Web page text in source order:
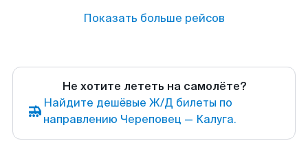
Показать больше рейсов
Не хотите лететь на самолёте?
Найдите дешёвые Ж/Д билеты по
направлению Череповец — Калуга.